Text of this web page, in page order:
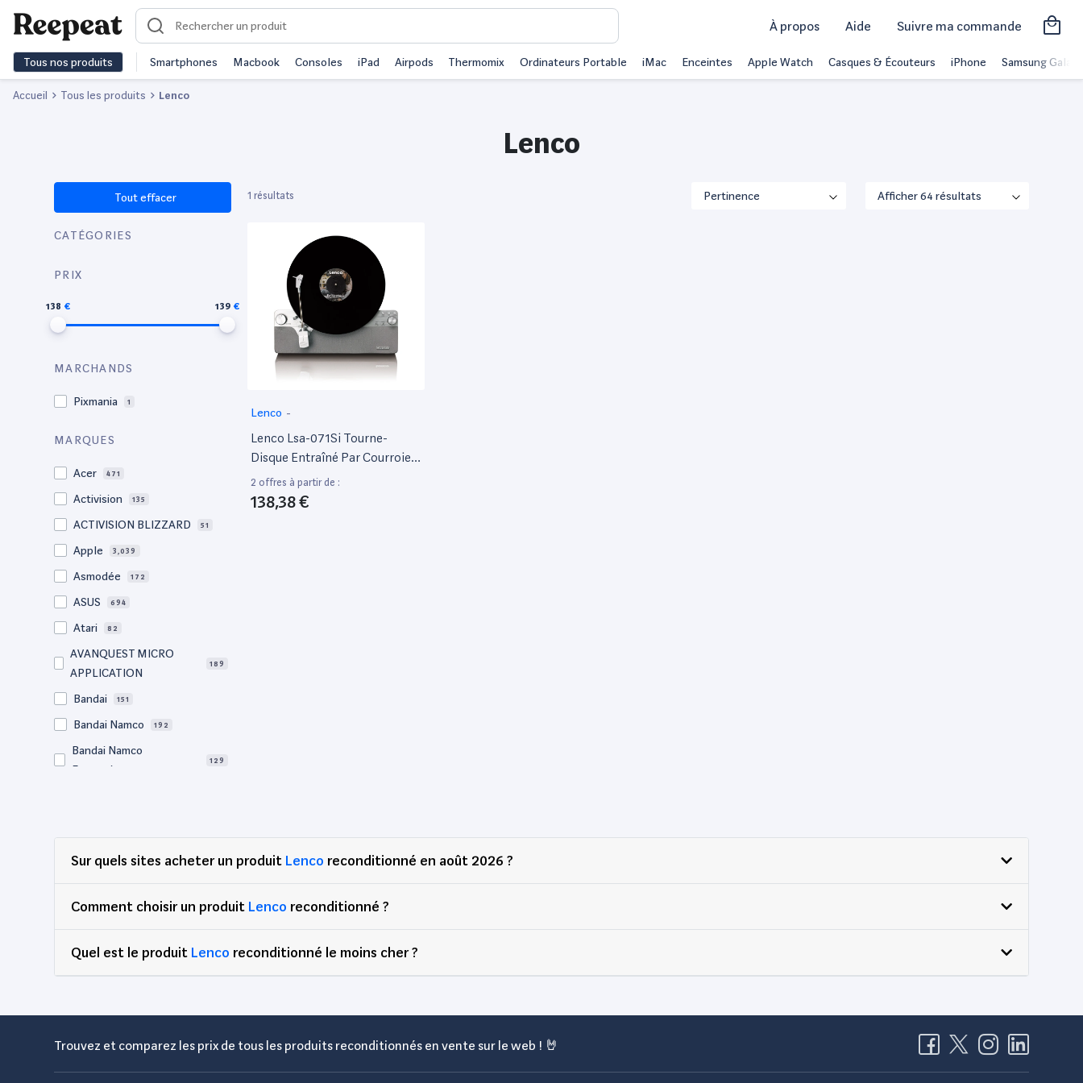
À propos Aide Suivre ma commande
Tous nos produits Smartphones Macbook Consoles iPad Airpods Thermomix Ordinateurs Portable iMac Enceintes Apple Watch Casques & Écouteurs iPhone Samsung Galaxy
Accueil Tous les produits Lenco
Lenco
Tout effacer
CATÉGORIES
PRIX
138 139
MARCHANDS
Pixmania 1
MARQUES
Acer 471
Activision 135
ACTIVISION BLIZZARD 51
Apple 3,039
Asmodée 172
ASUS 694
Atari 82
AVANQUEST MICRO
APPLICATION
189
Bandai 151
Bandai Namco 192
Bandai Namco
Entertainment
129
Canon
DEG 89
Dell 2,897
Eidos Interactive
1 résultats
Lenco -
Lenco Lsa-071Si Tourne-
Disque Entraîné Par Courroie
Gris Complètement
Automatique
2 offres à partir de :
138,38 €
Sur quels sites acheter un produit Lenco reconditionné en août 2026 ?
Comment choisir un produit Lenco reconditionné ?
Quel est le produit Lenco reconditionné le moins cher ?
Trouvez et comparez les prix de tous les produits reconditionnés en vente sur le web ! 🤘